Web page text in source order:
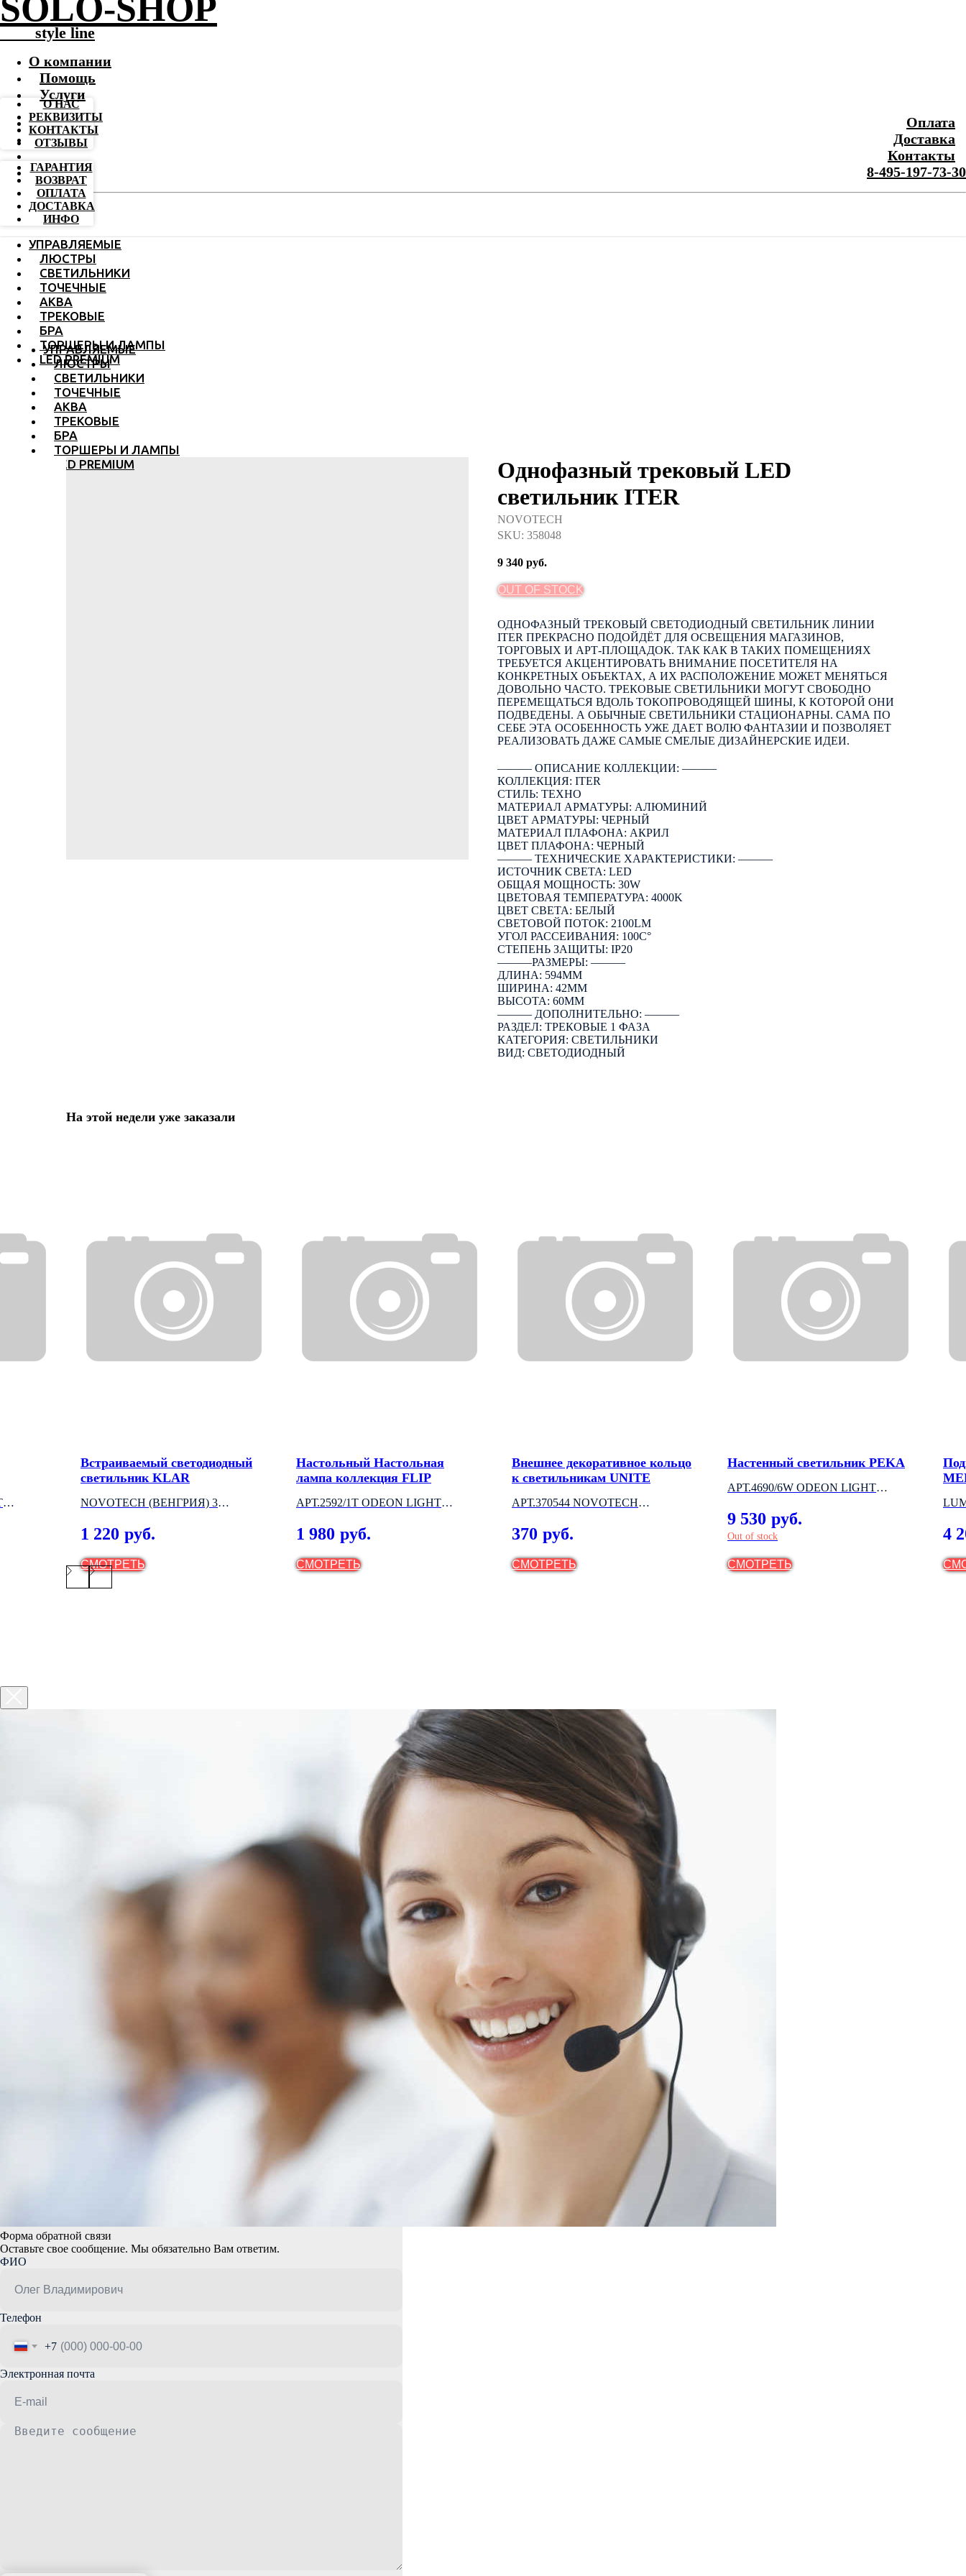
SOLO-SHOP
-------style line
О компании
Помощь
Услуги
Оплата
Доставка
Контакты
8-495-197-73-30
О НАС
РЕКВИЗИТЫ
КОНТАКТЫ
ОТЗЫВЫ
ГАРАНТИЯ
ВОЗВРАТ
ОПЛАТА
ДОСТАВКА
ИНФО
УПРАВЛЯЕМЫЕ
ЛЮСТРЫ
СВЕТИЛЬНИКИ
ТОЧЕЧНЫЕ
АКВА
ТРЕКОВЫЕ
БРА
ТОРШЕРЫ И ЛАМПЫ
LED PREMIUM
УПРАВЛЯЕМЫЕ
ЛЮСТРЫ
СВЕТИЛЬНИКИ
ТОЧЕЧНЫЕ
АКВА
ТРЕКОВЫЕ
БРА
ТОРШЕРЫ И ЛАМПЫ
LED PREMIUM
Однофазный трековый LED
светильник ITER
NOVOTECH
SKU: 358048
9 340 руб.
OUT OF STOCK
ОДНОФАЗНЫЙ ТРЕКОВЫЙ СВЕТОДИОДНЫЙ СВЕТИЛЬНИК ЛИНИИ
ITER ПРЕКРАСНО ПОДОЙДЁТ ДЛЯ ОСВЕЩЕНИЯ МАГАЗИНОВ,
ТОРГОВЫХ И АРТ-ПЛОЩАДОК. ТАК КАК В ТАКИХ ПОМЕЩЕНИЯХ
ТРЕБУЕТСЯ АКЦЕНТИРОВАТЬ ВНИМАНИЕ ПОСЕТИТЕЛЯ НА
КОНКРЕТНЫХ ОБЪЕКТАХ, А ИХ РАСПОЛОЖЕНИЕ МОЖЕТ МЕНЯТЬСЯ
ДОВОЛЬНО ЧАСТО. ТРЕКОВЫЕ СВЕТИЛЬНИКИ МОГУТ СВОБОДНО
ПЕРЕМЕЩАТЬСЯ ВДОЛЬ ТОКОПРОВОДЯЩЕЙ ШИНЫ, К КОТОРОЙ ОНИ
ПОДВЕДЕНЫ. А ОБЫЧНЫЕ СВЕТИЛЬНИКИ СТАЦИОНАРНЫ. САМА ПО
СЕБЕ ЭТА ОСОБЕННОСТЬ УЖЕ ДАЕТ ВОЛЮ ФАНТАЗИИ И ПОЗВОЛЯЕТ
РЕАЛИЗОВАТЬ ДАЖЕ САМЫЕ СМЕЛЫЕ ДИЗАЙНЕРСКИЕ ИДЕИ.
――― ОПИСАНИЕ КОЛЛЕКЦИИ: ―――
КОЛЛЕКЦИЯ: ITER
СТИЛЬ: ТЕХНО
МАТЕРИАЛ АРМАТУРЫ: АЛЮМИНИЙ
ЦВЕТ АРМАТУРЫ: ЧЕРНЫЙ
МАТЕРИАЛ ПЛАФОНА: АКРИЛ
ЦВЕТ ПЛАФОНА: ЧЕРНЫЙ
――― ТЕХНИЧЕСКИЕ ХАРАКТЕРИСТИКИ: ―――
ИСТОЧНИК СВЕТА: LED
ОБЩАЯ МОЩНОСТЬ: 30W
ЦВЕТОВАЯ ТЕМПЕРАТУРА: 4000K
ЦВЕТ СВЕТА: БЕЛЫЙ
СВЕТОВОЙ ПОТОК: 2100LM
УГОЛ РАССЕИВАНИЯ: 100C°
СТЕПЕНЬ ЗАЩИТЫ: IP20
―――РАЗМЕРЫ: ―――
ДЛИНА: 594ММ
ШИРИНА: 42ММ
ВЫСОТА: 60ММ
――― ДОПОЛНИТЕЛЬНО: ―――
РАЗДЕЛ: ТРЕКОВЫЕ 1 ФАЗА
КАТЕГОРИЯ: СВЕТИЛЬНИКИ
ВИД: СВЕТОДИОДНЫЙ
На этой недели уже заказали
Встраиваемый светодиодный
светильник KLAR
NOVOTECH (ВЕНГРИЯ) 3
МОДЕЛИ
1 220 руб.
СМОТРЕТЬ
Настольный Настольная
лампа коллекция FLIP
АРТ.2592/1T ODEON LIGHT
(ИТАЛИЯ)
1 980 руб.
СМОТРЕТЬ
Внешнее декоративное кольцо
к светильникам UNITE
АРТ.370544 NOVOTECH
(ВЕНГРИЯ)
370 руб.
СМОТРЕТЬ
Настенный светильник PEKA
АРТ.4690/6W ODEON LIGHT
(ИТАЛИЯ)
9 530 руб.
Out of stock
СМОТРЕТЬ
4
Форма обратной связи
Оставьте свое сообщение. Мы обязательно Вам ответим.
ФИО
Телефон
+7
Электронная почта